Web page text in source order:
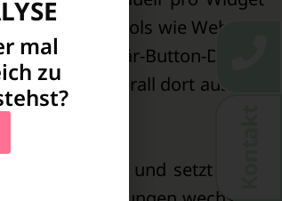
es Profi-Tools wie Webflow
für dein Primär-Button-Design
überall dort aus, wo
und setzt mehr
mal
zu